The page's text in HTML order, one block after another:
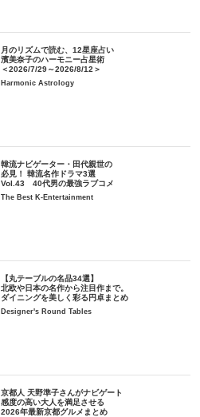
月のリズムで読む、12星座占い
濱美奈子のハーモニー占星術
＜2026/7/29～2026/8/12＞
Harmonic Astrology
韓流ナビゲーター・田代親世の
必見！ 韓流名作ドラマ3選
Vol.43 40代男の最強ラブコメ
The Best K-Entertainment
【丸テーブルの名品34選】
北欧や日本の名作から注目作まで。
ダイニングを美しく彩る円卓まとめ
Designer's Round Tables
京都人 天野準子さんがナビゲート
感度の高い大人を満足させる
2026年最新京都グルメまとめ